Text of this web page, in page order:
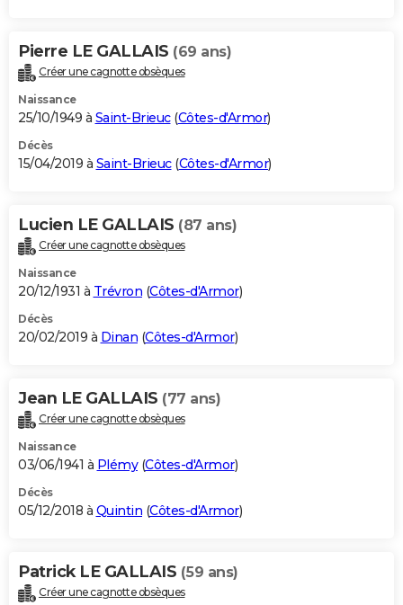
Pierre LE GALLAIS (69 ans)
Créer une cagnotte obsèques
Naissance
25/10/1949 à Saint-Brieuc(Côtes-d'Armor)
Décès
15/04/2019 à Saint-Brieuc(Côtes-d'Armor)
Lucien LE GALLAIS (87 ans)
Créer une cagnotte obsèques
Naissance
20/12/1931 à Trévron (Côtes-d'Armor)
Décès
20/02/2019 à Dinan (Côtes-d'Armor)
Jean LE GALLAIS (77 ans)
Créer une cagnotte obsèques
Naissance
03/06/1941 à Plémy(Côtes-d'Armor)
Décès
05/12/2018 à Quintin (Côtes-d'Armor)
Patrick LE GALLAIS (59 ans)
Créer une cagnotte obsèques